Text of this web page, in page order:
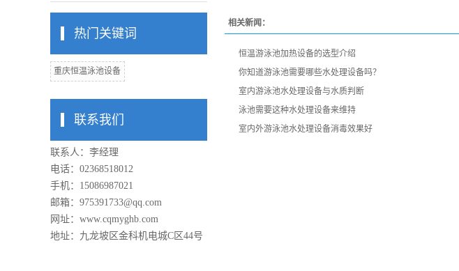
热门关键词
重庆恒温泳池设备
联系我们
联系人：李经理
电话：02368518012
手机：15086987021
邮箱：975391733@qq.com
网址：www.cqmyghb.com
地址：九龙坡区金科机电城C区44号
相关新闻：
恒温游泳池加热设备的选型介绍
你知道游泳池需要哪些水处理设备吗？
室内游泳池水处理设备与水质判断
泳池需要这种水处理设备来维持
室内外游泳池水处理设备消毒效果好